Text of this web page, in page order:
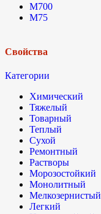
М700
М75
Свойства
Категории
Химический
Тяжелый
Товарный
Теплый
Сухой
Ремонтный
Растворы
Морозостойкий
Монолитный
Мелкозернистый
Легкий